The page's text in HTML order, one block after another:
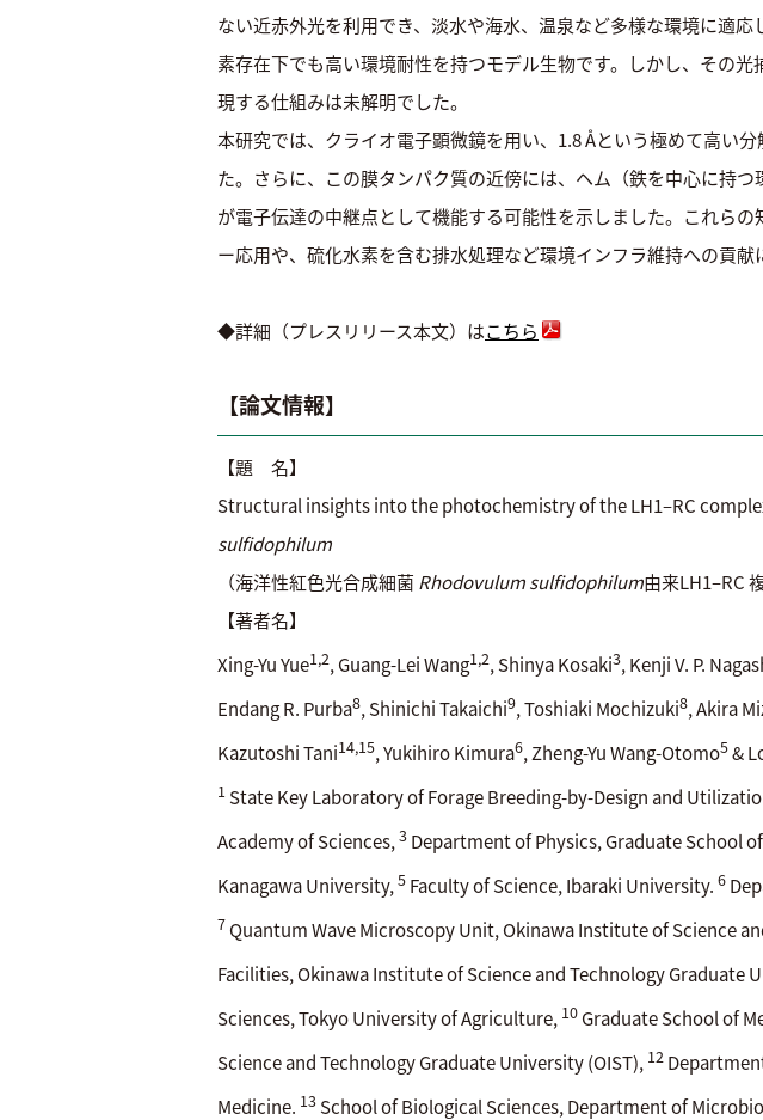
ない近赤外光を利用でき、淡水や海水、温泉など多様な環境に適
素存在下でも高い環境耐性を持つモデル生物です。しかし、その
現する仕組みは未解明でした。
本研究では、クライオ電子顕微鏡を用い、1.8 Åという極めて高い
た。さらに、この膜タンパク質の近傍には、ヘム（鉄を中心に持
が電子伝達の中継点として機能する可能性を示しました。これら
ー応用や、硫化水素を含む排水処理など環境インフラ維持への貢献
◆詳細（プレスリリース本文）はこちら
【論文情報】
【題 名】
Structural insights into the photochemistry of the LH1–RC
sulfidophilum
（海洋性紅色光合成細菌 Rhodovulum sulfidophilum由来LH1–RC
【著者名】
Xing-Yu Yue1,2, Guang-Lei Wang1,2, Shinya Kosaki3, Kenji V. P.
Endang R. Purba8, Shinichi Takaichi9, Toshiaki Mochizuki8, Akira
Kazutoshi Tani14,15, Yukihiro Kimura6, Zheng-Yu Wang-Otomo5&
1 State Key Laboratory of Forage Breeding-by-Design and
Academy of Sciences, 3 Department of Physics, Graduate School
Kanagawa University, 5 Faculty of Science, Ibaraki University. 6
7Quantum Wave Microscopy Unit, Okinawa Institute of Science
Facilities, Okinawa Institute of Science and Technology Graduate
Sciences, Tokyo University of Agriculture, 10 Graduate School of
Science and Technology Graduate University (OIST), 12
Medicine. 13 School of Biological Sciences, Department of